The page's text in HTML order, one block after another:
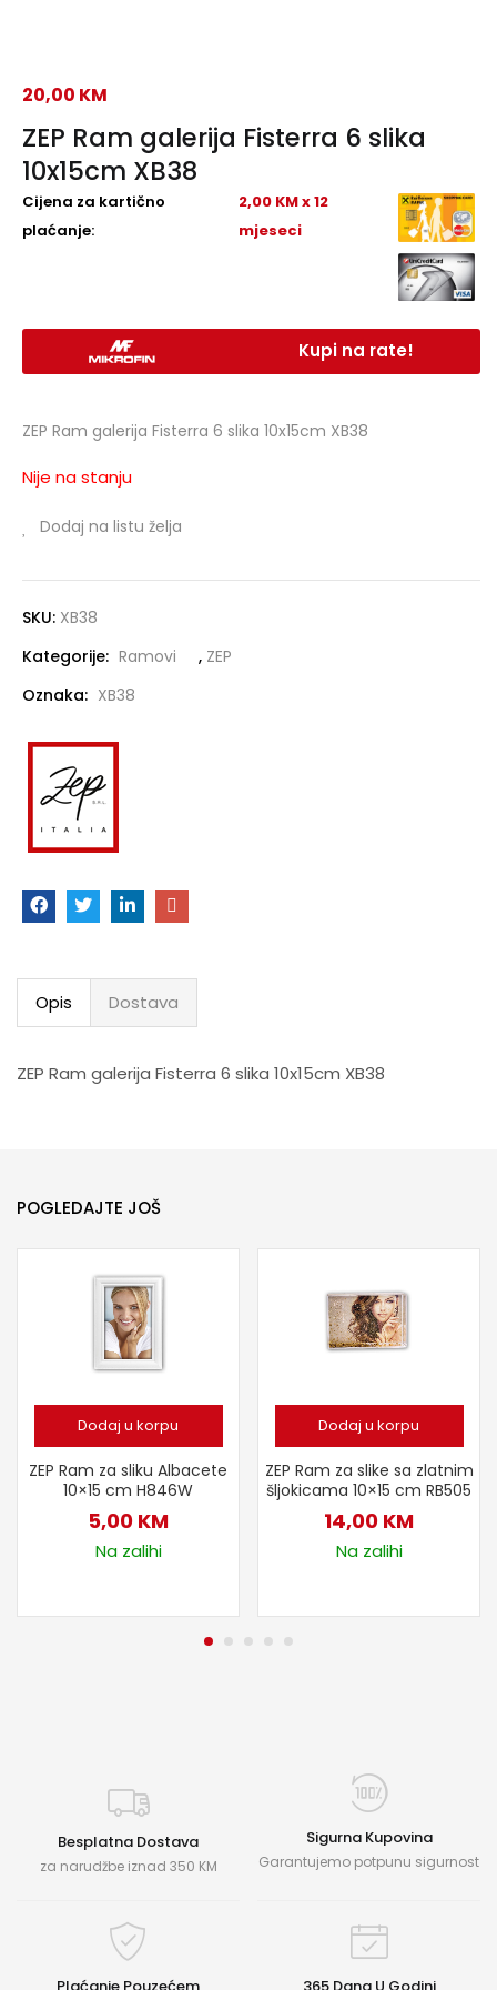
ZEP Ram galerija Fisterra 6 slika
10x15cm XB38
20,00 KM
Cijena za kartično
plaćanje:
2,00 KM x 12
mjeseci
Kupi na rate!
ZEP Ram galerija Fisterra 6 slika 10x15cm XB38
Nije na stanju
Dodaj na listu želja
SKU: XB38
Kategorije: Ramovi , ZEP
Oznaka: XB38
Opis Dostava
ZEP Ram galerija Fisterra 6 slika 10x15cm XB38
POGLEDAJTE JOŠ
Dodaj u korpu
ZEP Ram za sliku Albacete
10×15 cm H846W
5,00 KM
Na zalihi
Dodaj u korpu
ZEP Ram za slike sa zlatnim
šljokicama 10×15 cm RB505
14,00 KM
Na zalihi
Besplatna Dostava
za narudžbe iznad 350 KM
Sigurna Kupovina
Garantujemo potpunu sigurnost